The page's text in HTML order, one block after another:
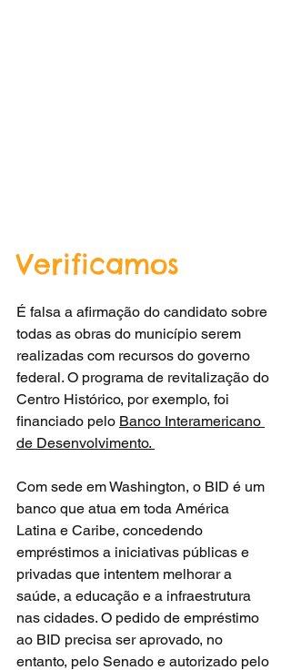
Verificamos
É falsa a afirmação do candidato sobre
todas as obras do município serem
realizadas com recursos do governo
federal. O programa de revitalização do
Centro Histórico, por exemplo, foi
financiado pelo Banco Interamericano
de Desenvolvimento.
Com sede em Washington, o BID é um
banco que atua em toda América
Latina e Caribe, concedendo
empréstimos a iniciativas públicas e
privadas que intentem melhorar a
saúde, a educação e a infraestrutura
nas cidades. O pedido de empréstimo
ao BID precisa ser aprovado, no
entanto, pelo Senado e autorizado pelo